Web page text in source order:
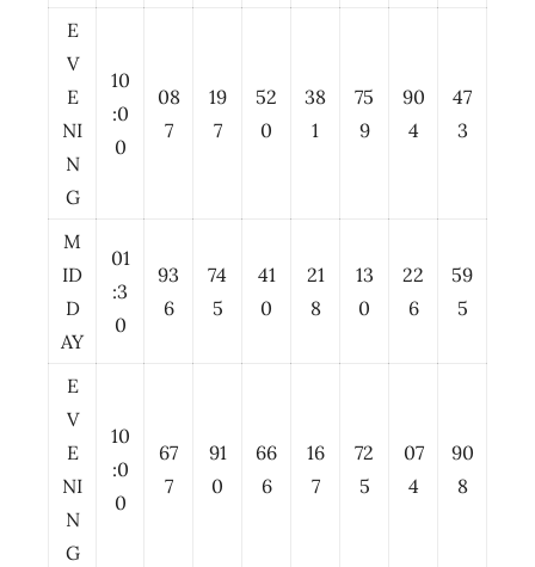
E
V
E
NI
N
G
10
:0
0
08
7
19
7
52
0
38
1
75
9
90
4
47
3
M
ID
D
AY
01
:3
0
93
6
74
5
41
0
21
8
13
0
22
6
59
5
E
V
E
NI
N
G
10
:0
0
67
7
91
0
66
6
16
7
72
5
07
4
90
8